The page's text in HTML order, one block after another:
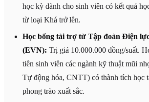
học kỳ dành cho sinh viên có kết quả
từ loại Khá trở lên.
Học bổng tài trợ từ Tập đoàn Điện
(EVN): Trị giá 10.000.000 đồng/suất.
tiên sinh viên các ngành kỹ thuật mũi
Tự động hóa, CNTT) có thành tích học
phong trào xuất sắc.